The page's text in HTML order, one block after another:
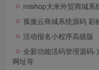
mishop大米外贸商城系
孤傲云商城系统源码 彩
活动报名小程序高级版
全新功能活码管理源码
网址等